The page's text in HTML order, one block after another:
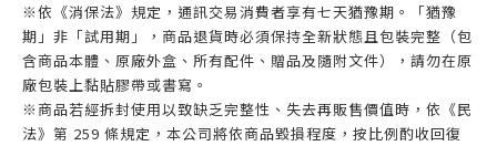
※依《消保法》規定，通訊交易消費者享有七天猶豫期。「猶豫
期」非「試用期」，商品退貨時必須保持全新狀態且包裝完整（包
含商品本體、原廠外盒、所有配件、贈品及隨附文件），請勿在原
廠包裝上黏貼膠帶或書寫。
※商品若經拆封使用以致缺乏完整性、失去再販售價值時，依《民
法》第 259 條規定，本公司將依商品毀損程度，按比例酌收回復